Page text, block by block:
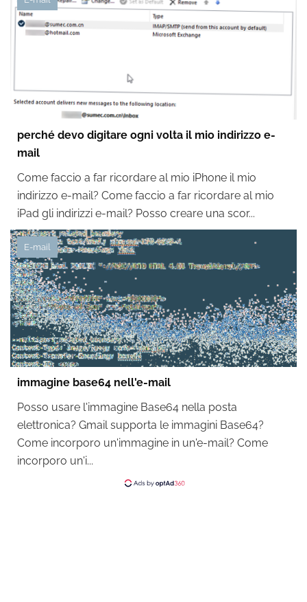
perché devo digitare ogni volta il mio indirizzo e-
mail
Come faccio a far ricordare al mio iPhone il mio
indirizzo e-mail? Come faccio a far ricordare al mio
iPad gli indirizzi e-mail? Posso creare una scor...
E-mail
immagine base64 nell'e-mail
Posso usare l'immagine Base64 nella posta
elettronica? Gmail supporta le immagini Base64?
Come incorporo un'immagine in un'e-mail? Come
incorporo un'i...